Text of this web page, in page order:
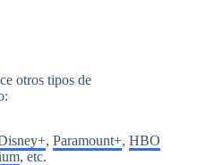
otros tipos de
, Paramount+, HBO
, etc.